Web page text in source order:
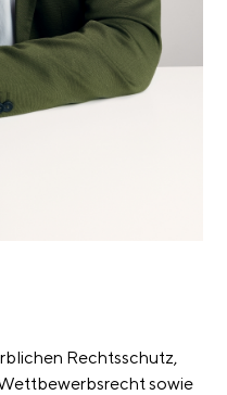
Rechtsschutz,
sowie